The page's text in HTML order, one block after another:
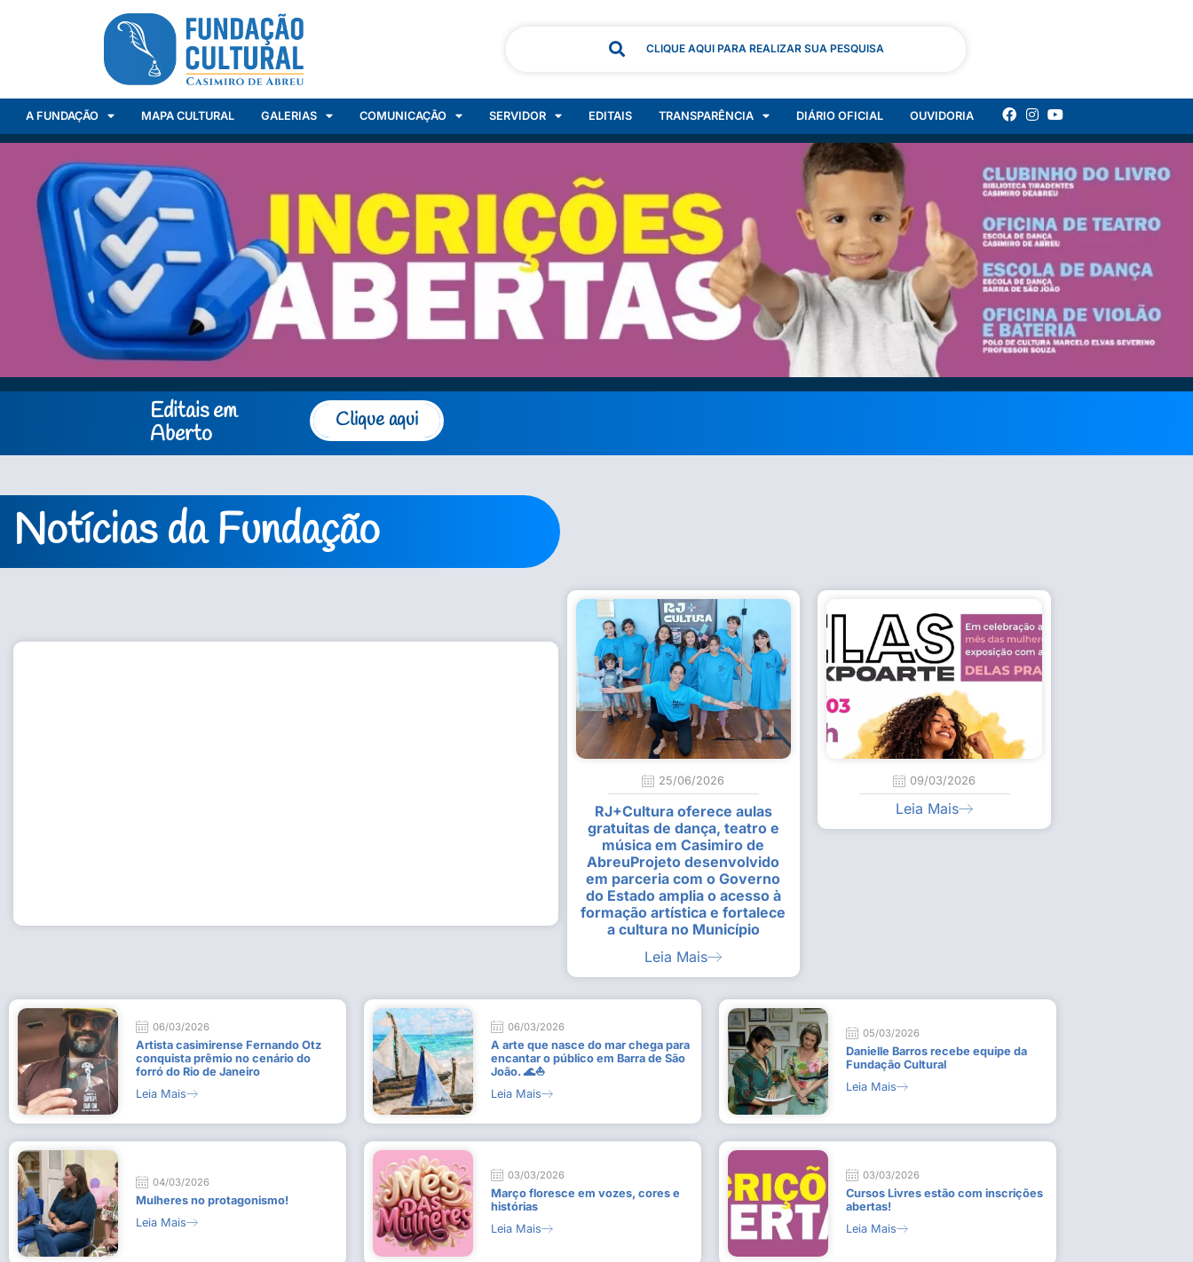
CLIQUE AQUI PARA REALIZAR SUA PESQUISA
A FUNDAÇÃO MAPA CULTURAL GALERIAS COMUNICAÇÃO SERVIDOR EDITAIS TRANSPARÊNCIA DIÁRIO OFICIAL OUVIDORIA
Editais em
Aberto
Clique aqui
Notícias da Fundação
Estudantes vivenciam experiência artística em visita guiada à exposição “Em
Busca do Divino”, em Rio Dourado
9 de julho de 2026
Leia Mais
25/06/2026
RJ+Cultura oferece aulas
gratuitas de dança, teatro e
música em Casimiro de
AbreuProjeto desenvolvido
em parceria com o Governo
do Estado amplia o acesso à
formação artística e fortalece
a cultura no Município
Leia Mais
09/03/2026
Leia Mais
06/03/2026
Artista casimirense Fernando Otz
conquista prêmio no cenário do
forró do Rio de Janeiro
Leia Mais
06/03/2026
A arte que nasce do mar chega para
encantar o público em Barra de São
João. 🌊⛵
Leia Mais
05/03/2026
Danielle Barros recebe equipe da
Fundação Cultural
Leia Mais
04/03/2026
Mulheres no protagonismo!
Leia Mais
03/03/2026
Março floresce em vozes, cores e
histórias
Leia Mais
03/03/2026
Cursos Livres estão com inscrições
abertas!
Leia Mais